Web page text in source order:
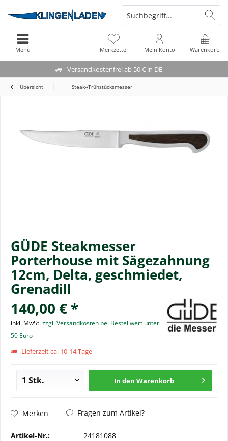
Versandkostenfrei ab 50 € in DE
Warenkorb
Merkzettel Mein Konto
Menü
Übersicht Steak-/Frühstücksmesser
GÜDE Steakmesser
Porterhouse mit Sägezahnung
12cm, Delta, geschmiedet,
Grenadill
140,00 € *
inkl. MwSt.zzgl. Versandkosten bei Bestellwert unter
50 Euro
Lieferzeit ca. 10-14 Tage
In den Warenkorb
Merken Fragen zum Artikel?
Artikel-Nr.:
24181088